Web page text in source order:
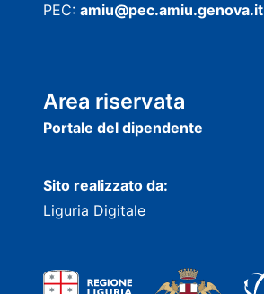
PEC: amiu@pec.amiu.genova.it
Area riservata
Portale del dipendente
Sito realizzato da:
Liguria Digitale